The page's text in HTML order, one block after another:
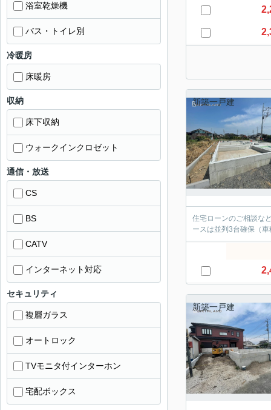
新築一戸建
住宅ローンのご相談な
ースは並列3台確保（
新築一戸建
浴室乾燥機
バス・トイレ別
冷暖房
床暖房
収納
床下収納
ウォークインクロゼット
通信・放送
CS
BS
CATV
インターネット対応
セキュリティ
複層ガラス
オートロック
TVモニタ付インターホン
宅配ボックス